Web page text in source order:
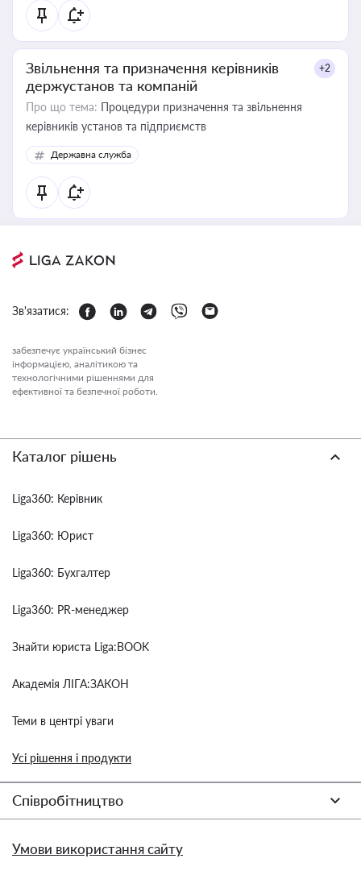
Звільнення та призначення керівників
держустанов та компаній
+2
Про що тема: Процедури призначення та звільнення
керівників установ та підприємств
Державна служба
Зв'язатися:
забезпечує український бізнес
інформацією, аналітикою та
технологічними рішеннями для
ефективної та безпечної роботи.
Каталог рішень
Liga360: Керівник
Liga360: Юрист
Liga360: Бухгалтер
Liga360: PR-менеджер
Знайти юриста Liga:BOOK
Академія ЛІГА:ЗАКОН
Теми в центрі уваги
Усі рішення і продукти
Співробітництво
Умови використання сайту